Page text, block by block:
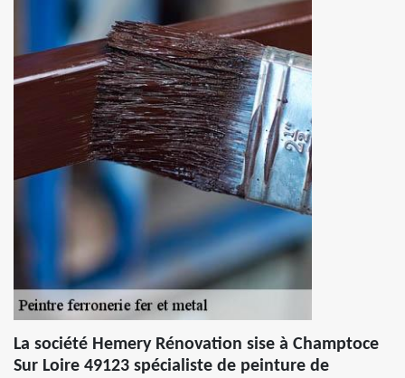
La société Hemery Rénovation sise à Champtoce
Sur Loire 49123 spécialiste de peinture de